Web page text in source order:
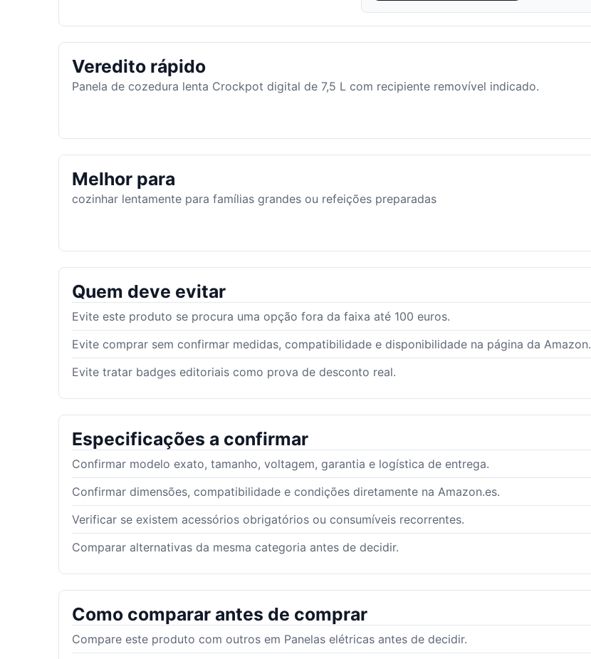
Veredito rápido
Panela de cozedura lenta Crockpot digital de 7,5 L com recipiente removível indicado.
Melhor para
cozinhar lentamente para famílias grandes ou refeições preparadas
Quem deve evitar
Evite este produto se procura uma opção fora da faixa até 100 euros.
Evite comprar sem confirmar medidas, compatibilidade e disponibilidade na página da Amazon.
Evite tratar badges editoriais como prova de desconto real.
Especificações a confirmar
Confirmar modelo exato, tamanho, voltagem, garantia e logística de entrega.
Confirmar dimensões, compatibilidade e condições diretamente na Amazon.es.
Verificar se existem acessórios obrigatórios ou consumíveis recorrentes.
Comparar alternativas da mesma categoria antes de decidir.
Como comparar antes de comprar
Compare este produto com outros em Panelas elétricas antes de decidir.